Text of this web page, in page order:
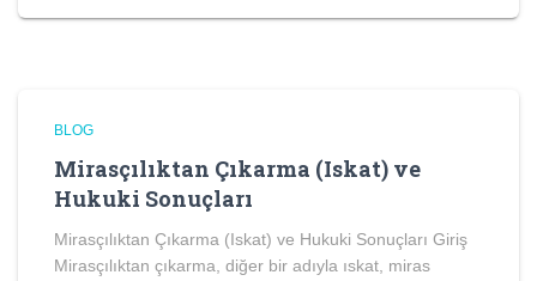
BLOG
Mirasçılıktan Çıkarma (Iskat) ve
Hukuki Sonuçları
Mirasçılıktan Çıkarma (Iskat) ve Hukuki Sonuçları Giriş
Mirasçılıktan çıkarma, diğer bir adıyla ıskat, miras